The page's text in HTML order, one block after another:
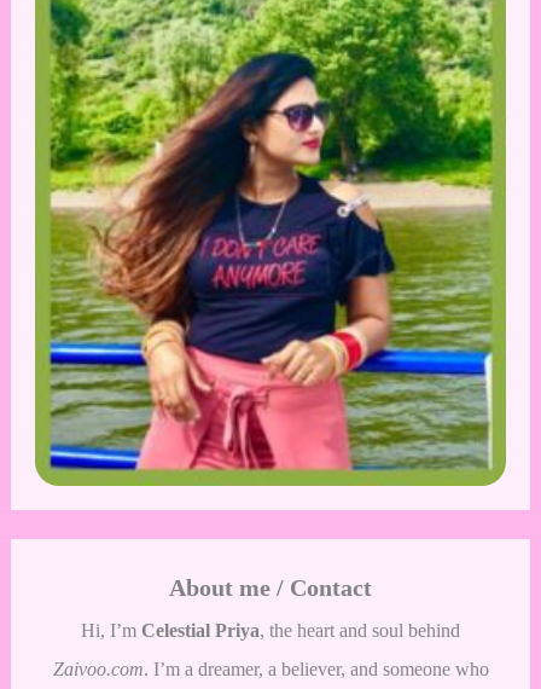
About me / Contact
Hi, I’m Celestial Priya, the heart and soul behind
Zaivoo.com. I’m a dreamer, a believer, and someone who